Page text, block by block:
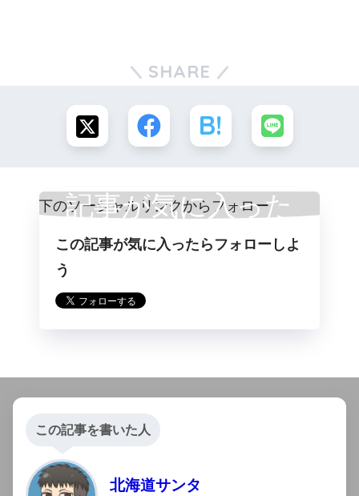
SHARE
記事が気に入った
らフォロー
この記事が気に入ったらフォローしよ
う
この記事を書いた人
北海道サンタ